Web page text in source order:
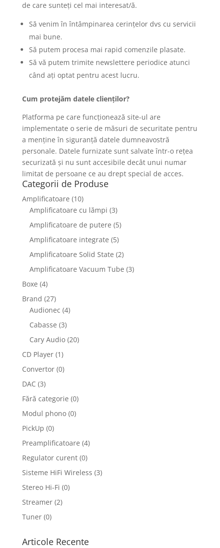
de care sunteți cel mai interesat/ă.
Să venim în întâmpinarea cerințelor dvs cu servicii
mai bune.
Să putem procesa mai rapid comenzile plasate.
Să vă putem trimite newslettere periodice atunci
când ați optat pentru acest lucru.
Cum protejăm datele clienților?
Platforma pe care funcționează site-ul are
implementate o serie de măsuri de securitate pentru
a menține în siguranță datele dumneavostră
personale. Datele furnizate sunt salvate într-o rețea
securizată și nu sunt accesibile decât unui numar
limitat de persoane ce au drept special de acces.
Categorii de Produse
Amplificatoare (10)
Amplificatoare cu lămpi (3)
Amplificatoare de putere (5)
Amplificatoare integrate (5)
Amplificatoare Solid State (2)
Amplificatoare Vacuum Tube (3)
Boxe (4)
Brand (27)
Audionec (4)
Cabasse (3)
Cary Audio (20)
CD Player (1)
Convertor (0)
DAC (3)
Fără categorie (0)
Modul phono (0)
PickUp (0)
Preamplificatoare (4)
Regulator curent (0)
Sisteme HiFi Wireless (3)
Stereo Hi-Fi (0)
Streamer (2)
Tuner (0)
Articole Recente